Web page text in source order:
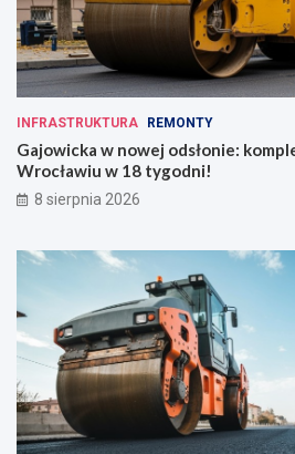
INFRASTRUKTURA REMONTY
Gajowicka w nowej odsłonie:
Wrocławiu w 18 tygodni!
8 sierpnia 2026